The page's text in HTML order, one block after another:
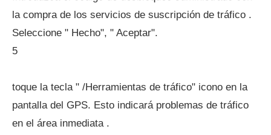
la compra de los servicios de suscripción de tráfico .
Seleccione " Hecho", " Aceptar".
5
toque la tecla " /Herramientas de tráfico" icono en la
pantalla del GPS. Esto indicará problemas de tráfico
en el área inmediata .